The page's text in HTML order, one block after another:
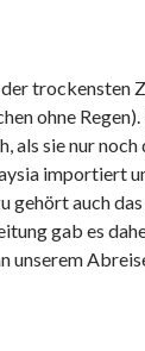
trockensten
ohne
als sie nur
importiert
gehört auch
gab es
unserem